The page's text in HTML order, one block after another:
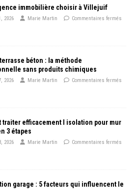
immobilière choisir à Villejuif
2026 Marie Martin Commentaires fermés
béton : la méthode
sans produits chimiques
2026 Marie Martin Commentaires fermés
traiter efficacement l isolation pour mur
3 étapes
2026 Marie Martin Commentaires fermés
garage : 5 facteurs qui influencent le